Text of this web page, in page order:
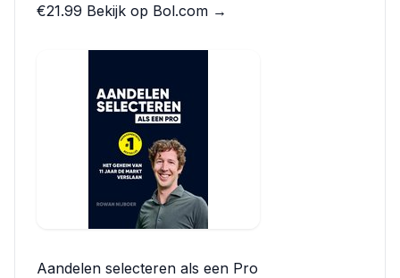
€21.99 Bekijk op Bol.com →
Aandelen selecteren als een Pro